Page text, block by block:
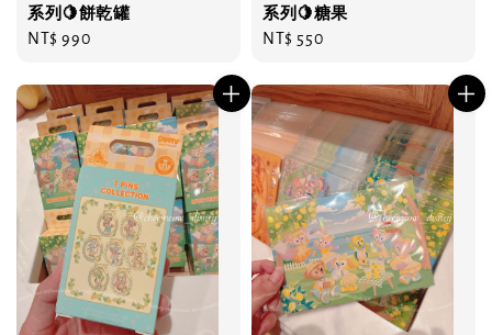
系列🍋餅乾罐
Regular
NT$ 990
系列🍋糖果
Regular
NT$ 550